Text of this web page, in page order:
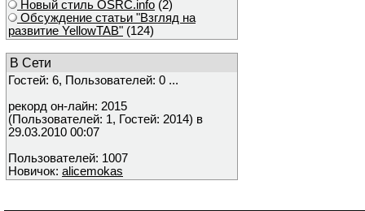
Новый стиль OSRC.info (2)
Обсуждение статьи "Взгляд на
развитие YellowTAB" (124)
В Сети
Гостей: 6, Пользователей: 0 ...
рекорд он-лайн: 2015
(Пользователей: 1, Гостей: 2014) в
29.03.2010 00:07
Пользователей: 1007
Новичок: alicemokas